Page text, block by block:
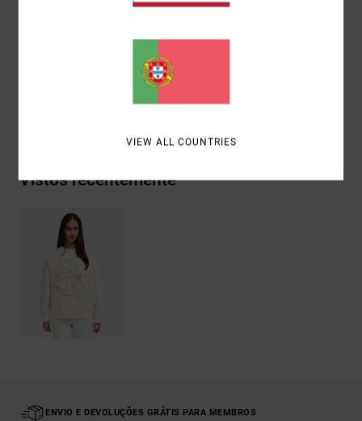
Vistos recentemente
ENVIO E DEVOLUÇÕES GRÁTIS PARA MEMBROS
VIEW ALL COUNTRIES